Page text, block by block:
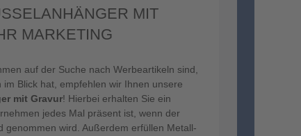
MIT
MARKETING
auf der Suche nach Werbeartikeln sind,
Blick hat, empfehlen wir Ihnen unsere
mit Gravur! Hierbei erhalten Sie ein
jedes Mal präsent ist, wenn der
genommen wird. Außerdem erfüllen Metall-